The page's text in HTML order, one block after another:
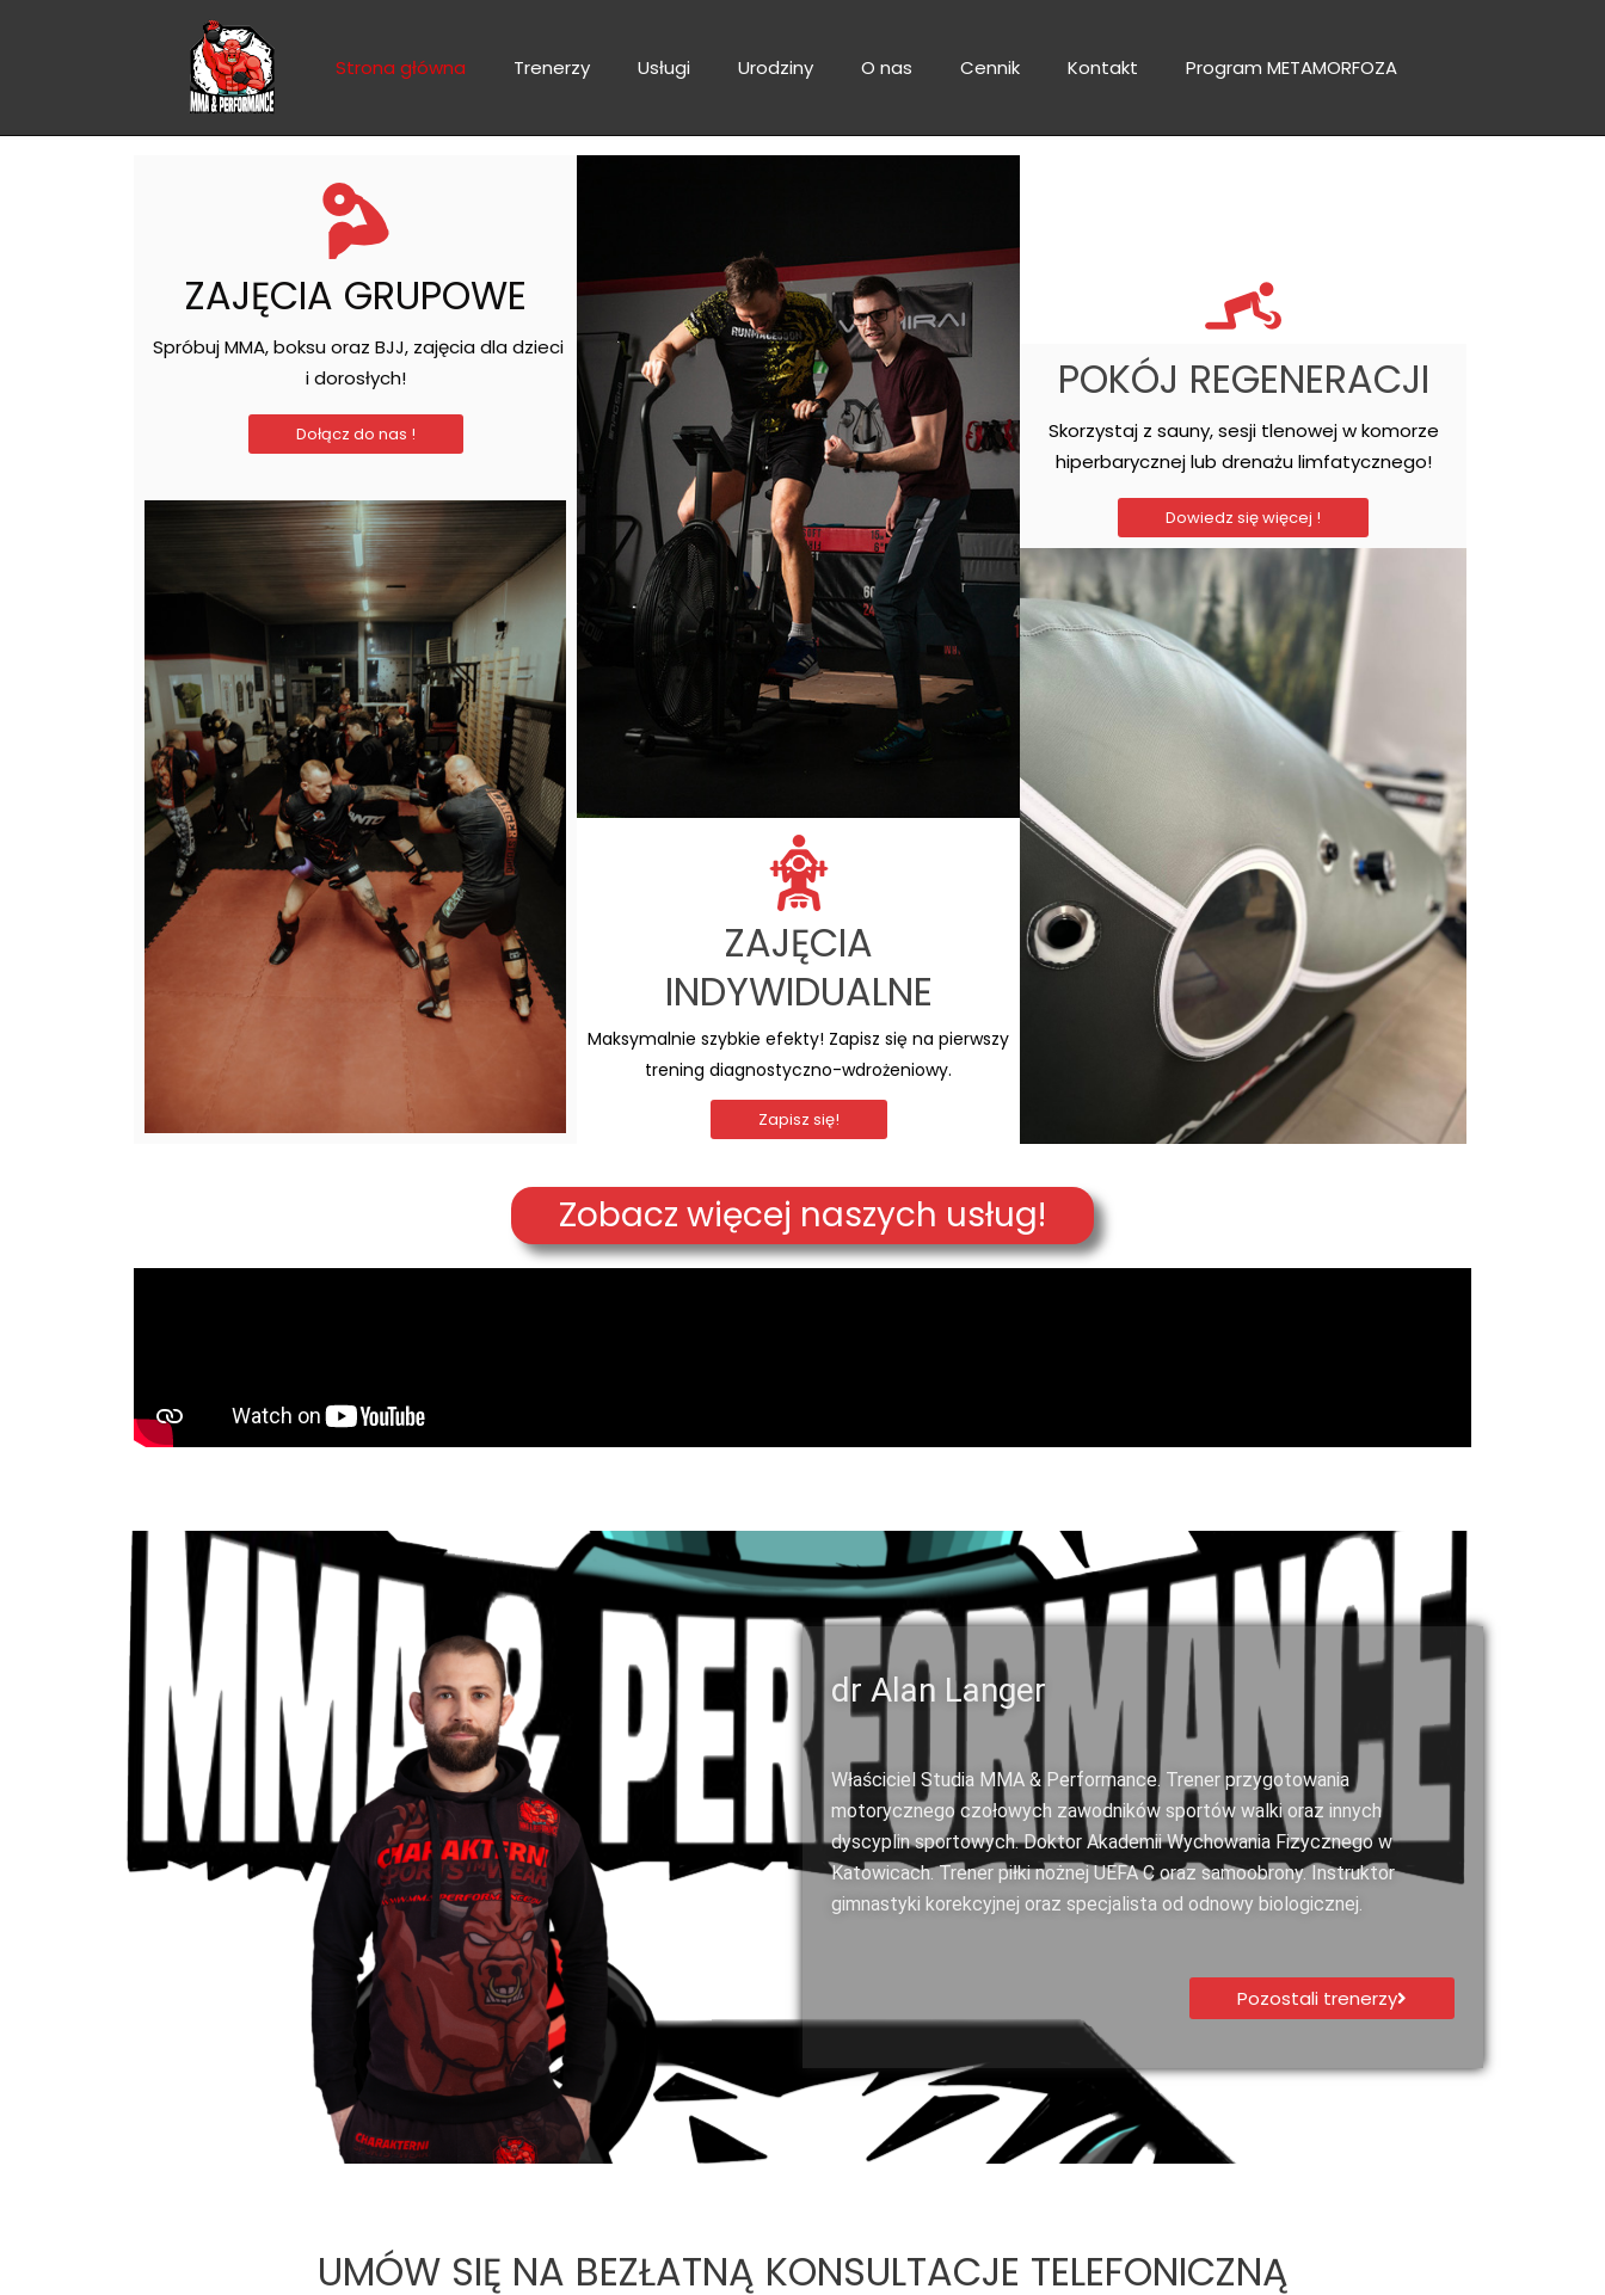
Strona główna Trenerzy Usługi Urodziny O nas Cennik Kontakt Program METAMORFOZA
ZAJĘCIA GRUPOWE
Spróbuj MMA, boksu oraz BJJ, zajęcia dla dzieci
i dorosłych!
Dołącz do nas !
ZAJĘCIA
INDYWIDUALNE
Maksymalnie szybkie efekty! Zapisz się na pierwszy
trening diagnostyczno-wdrożeniowy.
Zapisz się!
POKÓJ REGENERACJI
Skorzystaj z sauny, sesji tlenowej w komorze
hiperbarycznej lub drenażu limfatycznego!
Dowiedz się więcej !
Zobacz więcej naszych usług!
dr Alan Langer
Właściciel Studia MMA & Performance. Trener przygotowania
motorycznego czołowych zawodników sportów walki oraz innych
dyscyplin sportowych. Doktor Akademii Wychowania Fizycznego w
Katowicach. Trener piłki nożnej UEFA C oraz samoobrony. Instruktor
gimnastyki korekcyjnej oraz specjalista od odnowy biologicznej.
Pozostali trenerzy
UMÓW SIĘ NA BEZŁATNĄ KONSULTACJE TELEFONICZNĄ